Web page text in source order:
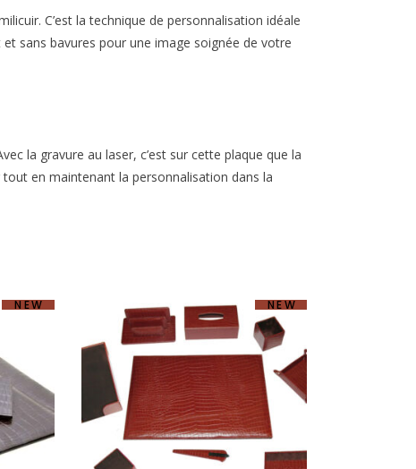
C’est la technique de personnalisation idéale
sans bavures pour une image soignée de votre
la gravure au laser, c’est sur cette plaque que la
en maintenant la personnalisation dans la
NEW NEW